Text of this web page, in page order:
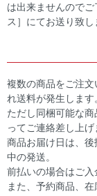
は出来ませんので
ス］にてお送り致し
複数の商品をご注
れ送料が発生します
ただし同梱可能な
ってご連絡差し上げ
商品お届け日は、
中の発送。
前払いの場合はご入
また、予約商品、